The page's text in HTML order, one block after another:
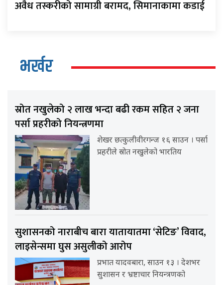
अवैध तस्करीको सामाग्री बरामद, सिमानाकामा कडाई
भर्खर
स्रोत नखुलेको २ लाख भन्दा बढी रकम सहित २ जना
पर्सा प्रहरीको नियन्त्रणमा
शेखर छत्कुलीवीरगन्ज १६ साउन । पर्सा
प्रहरीले स्रोत नखुलेको भारतिय
सुशासनको नाराबीच बारा यातायातमा ‘सेटिङ’ विवाद,
लाइसेन्समा घुस असुलीको आरोप
प्रभात यादवबारा, साउन १३ । देशभर
सुशासन र भ्रष्टाचार नियन्त्रणको